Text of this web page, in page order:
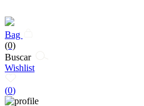
Bag
(0)
Buscar
Wishlist
(0)